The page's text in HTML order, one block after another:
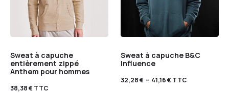
Sweat à capuche
entièrement zippé
Anthem pour hommes
38,38€TTC
Sweat à capuche B&C
Influence
32,28€ – 41,16€TTC